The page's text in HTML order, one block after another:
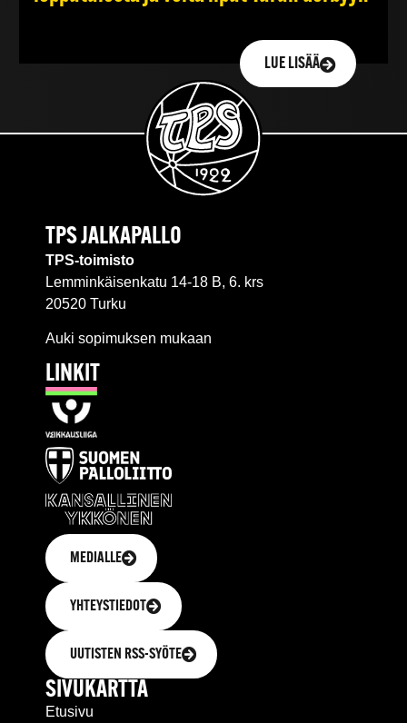
LUE LISÄÄ
TPS JALKAPALLO
TPS-toimisto
Lemminkäisenkatu 14-18 B, 6. krs
20520 Turku
Auki sopimuksen mukaan
LINKIT
MEDIALLE
YHTEYSTIEDOT
UUTISTEN RSS-SYÖTE
SIVUKARTTA
Etusivu